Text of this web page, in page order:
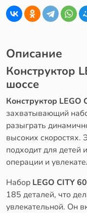
Описание
Конструктор
шоссе
Конструктор LEGO
захватывающий
разыграть
высоких скоростях.
подходит для
операции и
Набор LEGO CITY
185 деталей, что
увлекательной. Он